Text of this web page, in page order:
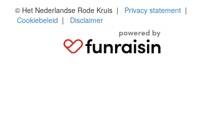
© Het Nederlandse Rode Kruis | Privacy statement |
Cookiebeleid | Disclaimer